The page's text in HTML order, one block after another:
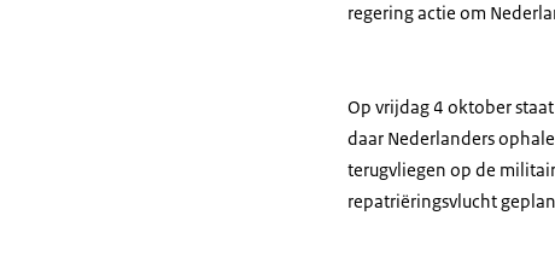
regering actie om
Op vrijdag 4 oktober
daar Nederlanders
terugvliegen op de
repatriëringsvlucht